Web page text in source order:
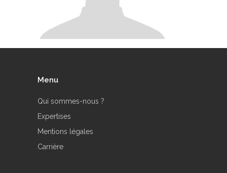
Menu
Qui sommes-nous ?
Expertises
Mentions légales
Carrière